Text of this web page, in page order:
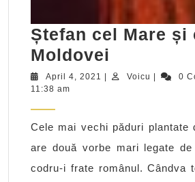
Ștefan cel Mare și
Moldovei
cel
codrii
Moldovei
April 4, 2021 April
Voicu Voicu 0
11:38 am
Cele mai vechi păduri plantate
are două vorbe mari legate de
codru-i frate românul. Cândva